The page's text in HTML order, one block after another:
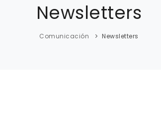
Newsletters
Comunicación Newsletters